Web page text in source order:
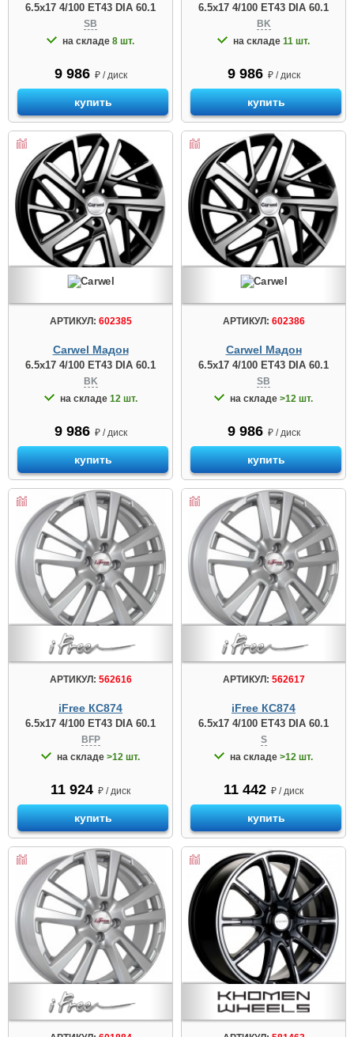
6.5x17 4/100 ET43 DIA 60.1
SB
на складе 8 шт.
9 986 ₽ / диск
купить
6.5x17 4/100 ET43 DIA 60.1
BK
на складе 11 шт.
9 986 ₽ / диск
купить
АРТИКУЛ: 602385
Carwel Мадон
6.5x17 4/100 ET43 DIA 60.1
BK
на складе 12 шт.
9 986 ₽ / диск
купить
АРТИКУЛ: 602386
Carwel Мадон
6.5x17 4/100 ET43 DIA 60.1
SB
на складе >12 шт.
9 986 ₽ / диск
купить
АРТИКУЛ: 562616
iFree КС874
6.5x17 4/100 ET43 DIA 60.1
BFP
на складе >12 шт.
11 924 ₽ / диск
купить
АРТИКУЛ: 562617
iFree КС874
6.5x17 4/100 ET43 DIA 60.1
S
на складе >12 шт.
11 442 ₽ / диск
купить